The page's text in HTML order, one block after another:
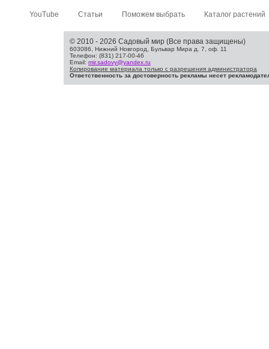
YouTube Статьи Поможем выбрать Каталог растений
© 2010 - 2026 Садовый мир (Все права защищены)
603086, Нижний Новгород, Бульвар Мира д. 7, оф. 11
Телефон: (831) 217-00-46
Email: mir.sadovy@yandex.ru
Копирование материала только с разрешения администратора
Ответственность за достоверность рекламы несет